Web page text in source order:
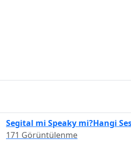
Segital mi Speaky mi?Hangi
171 Görüntülenme